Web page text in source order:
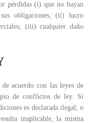
pérdidas (i) que no hayan
obligaciones; (ii) lucro
(iii) cualquier daño
acuerdo con las leyes de
de conflictos de ley. Si
es declarada ilegal, o
inaplicable, la misma